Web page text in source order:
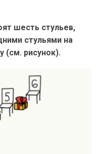
шесть стульев,
стульями на
(см. рисунок).